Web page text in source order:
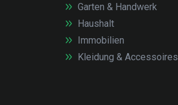
Garten & Handwerk
Haushalt
Immobilien
Kleidung & Accessoires